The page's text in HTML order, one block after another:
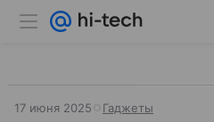
17 июня 2025 Гаджеты